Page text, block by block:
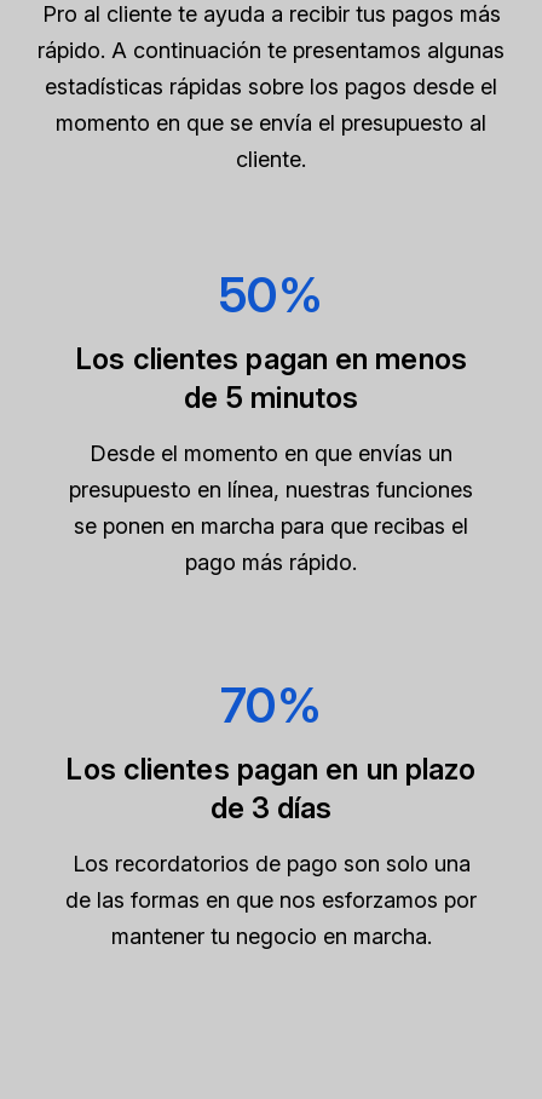
Pro al cliente te ayuda a recibir tus pagos más
rápido. A continuación te presentamos algunas
estadísticas rápidas sobre los pagos desde el
momento en que se envía el presupuesto al
cliente.
50%
Los clientes pagan en menos
de 5 minutos
Desde el momento en que envías un
presupuesto en línea, nuestras funciones
se ponen en marcha para que recibas el
pago más rápido.
70%
Los clientes pagan en un plazo
de 3 días
Los recordatorios de pago son solo una
de las formas en que nos esforzamos por
mantener tu negocio en marcha.